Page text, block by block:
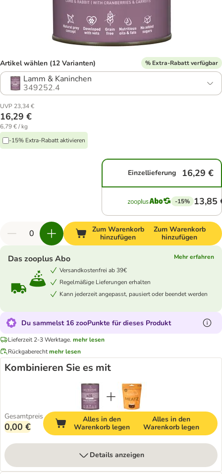
Artikel wählen (12 Varianten) % Extra-Rabatt verfügbar
Lamm & Kaninchen
349252.4
UVP 23,34 €
16,29 €
6,79 € / kg
-15% Extra-Rabatt aktivieren
Einzellieferung 16,29 €
-15% 13,85
Zum Warenkorb
hinzufügen
Zum Warenkorb
hinzufügen
Das zooplus Abo
Mehr erfahren
Versandkostenfrei ab 39€
Regelmäßige Lieferungen erhalten
Kann jederzeit angepasst, pausiert oder beendet werden
Du sammelst 16 zooPunkte für dieses Produkt
Lieferzeit 2-3 Werktage. mehr lesen
Rückgaberechtmehr lesen
Kombinieren Sie es mit
Gesamtpreis
0,00 €
Alles in den
Warenkorb legen
Alles in den
Warenkorb legen
Details anzeigen